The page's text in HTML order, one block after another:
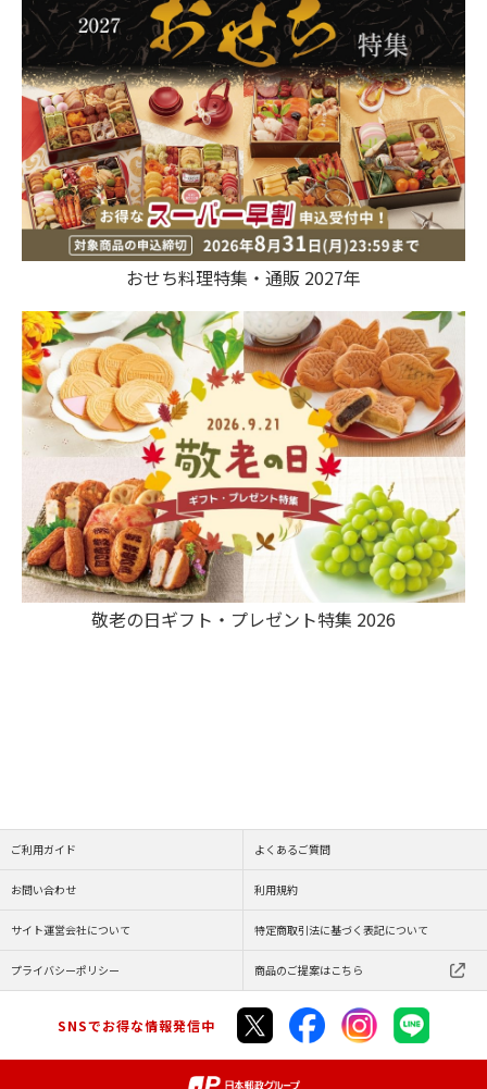
おせち料理特集・通販 2027年
敬老の日ギフト・プレゼント特集 2026
ご利用ガイド よくあるご質問
お問い合わせ 利用規約
サイト運営会社について 特定商取引法に基づく表記について
プライバシーポリシー 商品のご提案はこちら
SNSでお得な情報発信中